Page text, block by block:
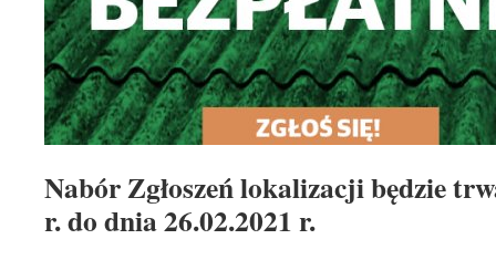
Nabór Zgłoszeń lokalizacji będzie
r. do dnia 26.02.2021 r.